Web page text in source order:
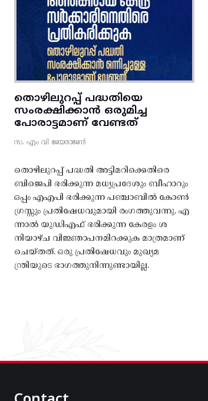
തൊഴിലുറപ്പ് പദ്ധതിയെ
സംരക്ഷിക്കാൻ ഒരുമിച്ച
പോരാട്ടമാണ് വേണ്ടത്
സ. എം വി ജയരാജൻ
തൊഴിലുറപ്പ് പദ്ധതി അട്ടിമറിക്കെതിരെ
ബിജെപി ഭരിക്കുന്ന മധ്യപ്രദേശും ബീഹാറും
ഒപ്പം എഎപി ഭരിക്കുന്ന പഞ്ചാബിൽ കോൺ
ഗ്രസ്സും പ്രതിഷേധവുമായി രംഗത്തുവന്നു. എ
ന്നാൽ യുഡിഎഫ് ഭരിക്കുന്ന കേരളം ശ
നിയാഴ്ച വിജ്ഞാപനമിറക്കുക മാത്രമാണ്
ചെയ്തത്. ഒരു പ്രതിഷേധവും മുഖ്യമ
ന്ത്രിയുടെ ഭാഗത്തുനിന്നുണ്ടായില്ല.